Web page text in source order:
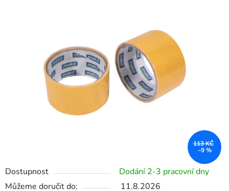
Dostupnost
Dodání 2-3 pracovní dny
Můžeme doručit do:
11.8.2026
113 KČ
–9 %